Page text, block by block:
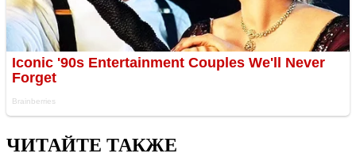
ЧИТАЙТЕ ТАКЖЕ